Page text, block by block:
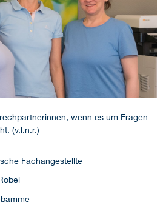
wenn es um Fragen
(v.l.n.r.)
Fachangestellte